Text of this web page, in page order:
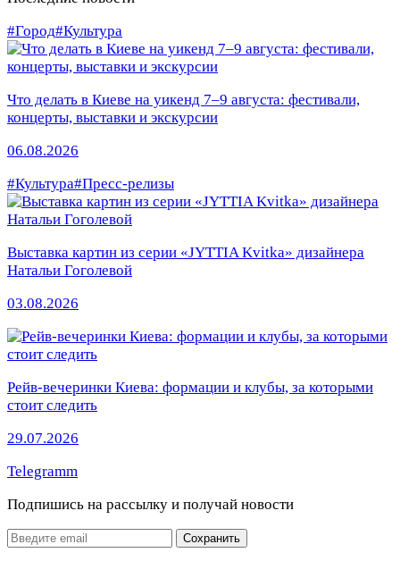
#Город#Культура
Что делать в Киеве на уикенд 7–9 августа: фестивали,
концерты, выставки и экскурсии
06.08.2026
#Культура#Пресс-релизы
Выставка картин из серии «JYTTIA Kvitka» дизайнера
Натальи Гоголевой
03.08.2026
Рейв-вечеринки Киева: формации и клубы, за которыми
стоит следить
29.07.2026
Telegramm
Подпишись на рассылку и получай новости
Email
Сохранить